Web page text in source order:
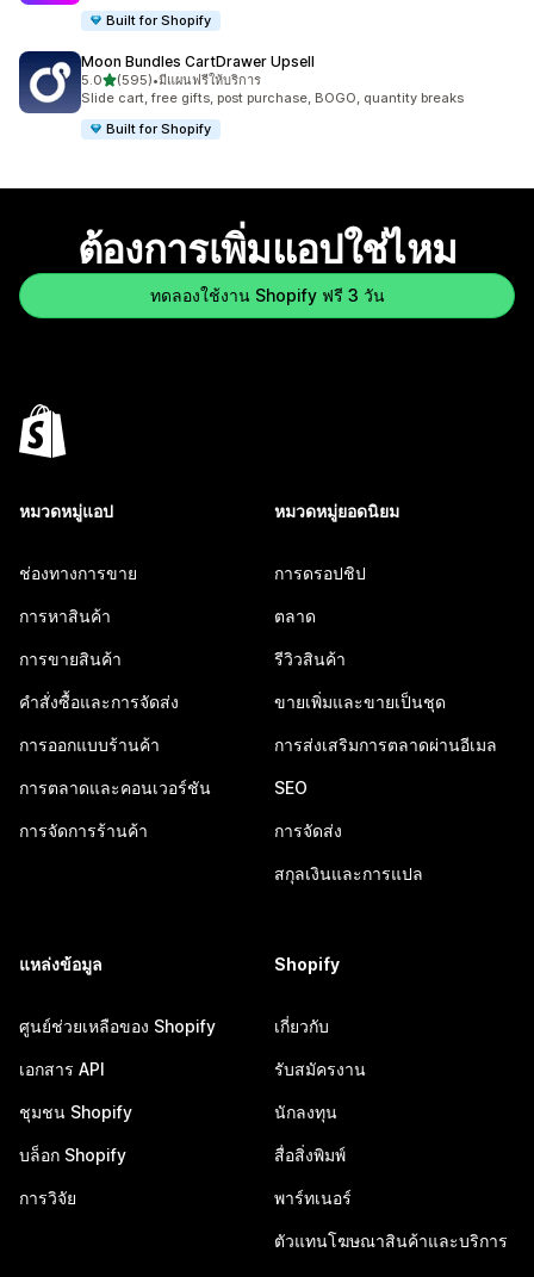
Built for Shopify
Moon Bundles CartDrawer Upsell
5.0เต็ม 5 ดาว
(595)
ทั้งหมด 595 รีวิว
•มีแผนฟรีให้บริการ
Slide cart, free gifts, post purchase, BOGO, quantity breaks
Built for Shopify
ต้องการเพิ่มแอปใช่ไหม
ทดลองใช้งาน Shopify ฟรี 3 วัน
หมวดหมู่แอป
ช่องทางการขาย
การหาสินค้า
การขายสินค้า
คำสั่งซื้อและการจัดส่ง
การออกแบบร้านค้า
การตลาดและคอนเวอร์ชัน
การจัดการร้านค้า
หมวดหมู่ยอดนิยม
การดรอปชิป
ตลาด
รีวิวสินค้า
ขายเพิ่มและขายเป็นชุด
การส่งเสริมการตลาดผ่านอีเมล
SEO
การจัดส่ง
สกุลเงินและการแปล
แหล่งข้อมูล
ศูนย์ช่วยเหลือของ Shopify
เอกสาร API
ชุมชน Shopify
บล็อก Shopify
การวิจัย
Shopify
เกี่ยวกับ
รับสมัครงาน
นักลงทุน
สื่อสิ่งพิมพ์
พาร์ทเนอร์
ตัวแทนโฆษณาสินค้าและบริการ